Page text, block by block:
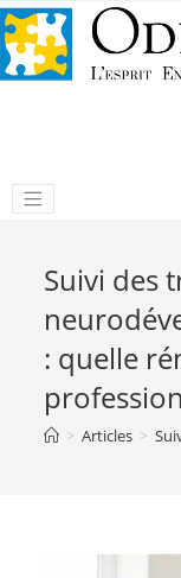
Suivi des
: quelle
> Articles >